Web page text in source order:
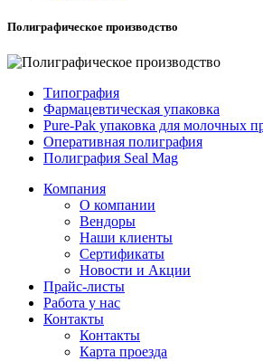
Полиграфическое производство
Типография
Фармацевтическая упаковка
Pure-Pak упаковка для молочных
Оперативная полиграфия
Полиграфия Seal Mag
Компания
О компании
Вендоры
Наши клиенты
Сертификаты
Новости и Акции
Прайс-листы
Работа у нас
Контакты
Контакты
Карта проезда